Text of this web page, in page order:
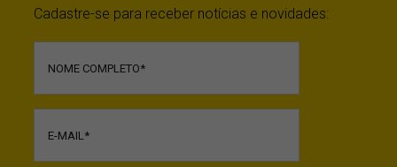
Cadastre-se para receber notícias e novidades: